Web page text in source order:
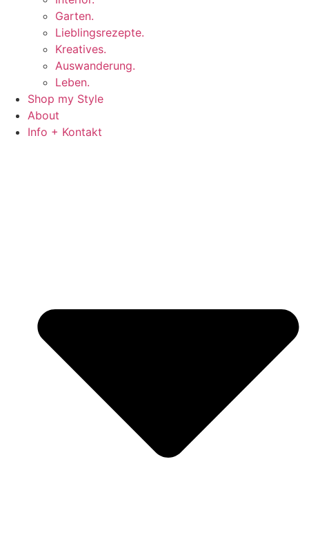
Garten.
Lieblingsrezepte.
Kreatives.
Auswanderung.
Leben.
Shop my Style
About
Info + Kontakt